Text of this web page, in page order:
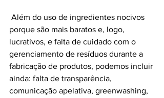
porque são mais baratos e, logo,
lucrativos, e falta de cuidado com o
gerenciamento de resíduos durante a
fabricação de produtos, podemos incluir
ainda: falta de transparência,
comunicação apelativa, greenwashing,